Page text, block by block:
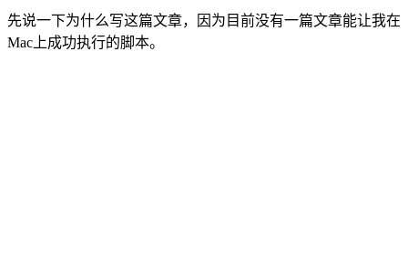
先说一下为什么写这篇文章，因为目前没有一篇文章能让我在
Mac上成功执行的脚本。